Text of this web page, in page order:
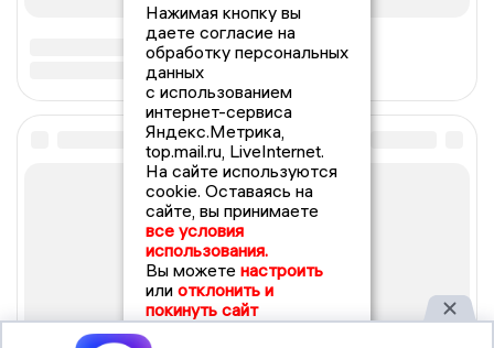
Нажимая кнопку вы
даете согласие на
обработку персональных
данных
с использованием
интернет-сервиса
Яндекс.Метрика,
top.mail.ru, LiveInternet.
На сайте используются
cookie. Оставаясь на
сайте, вы принимаете
все условия
использования.
Вы можете настроить
или отклонить и
покинуть сайт